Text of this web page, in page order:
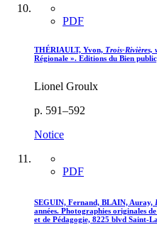
PDF
THÉRIAULT, Yvon, Trois-Rivières,
Régionale ». Editions du Bien
Lionel Groulx
p. 591–592
Notice
PDF
SEGUIN, Fernand, BLAIN, Auray,
années. Photographies originales
et de Pédagogie, 8225 blvd Saint-